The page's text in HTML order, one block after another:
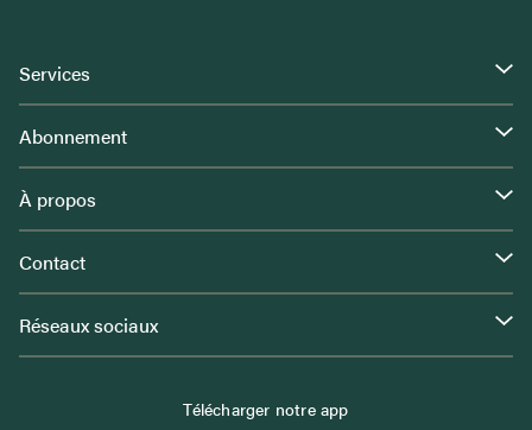
Services
Abonnement
À propos
Contact
Réseaux sociaux
Télécharger notre app